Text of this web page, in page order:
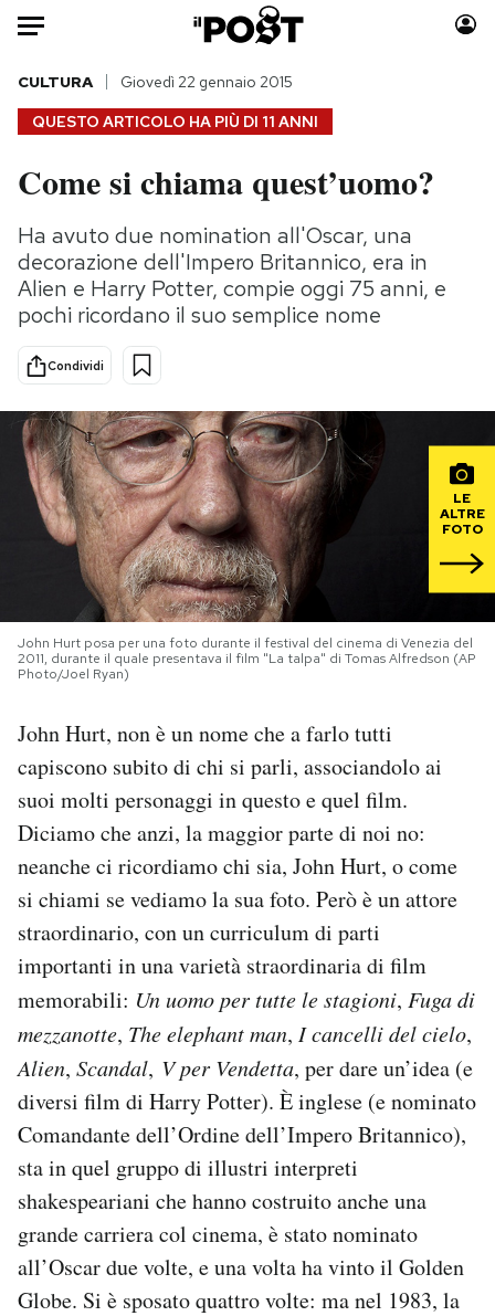
Auto
HOME
Italia
Politica
Tecnologia
Internet
Scienza
Cultura
Economia
Sport
Moda
Consumismi
Storie/Idee
Ok Boomer!
Altrecose
Mondiali calcio 2026
PODCAST
NEWSLETTER
I MIEI PREFERITI
SHOP
CALENDARIO
AREA PERSONALE
Area Personale
Newsletter
Notifiche mobile
Regala il Post
Hai bisogno di aiuto?
Esci
QUESTO ARTICOLO HA PIÙ DI 11 ANNI
CULTURA Giovedì 22 gennaio 2015
Come si chiama quest’uomo?
Ha avuto due nomination all'Oscar, una
decorazione dell'Impero Britannico, era in
Alien e Harry Potter, compie oggi 75 anni, e
pochi ricordano il suo semplice nome
Condividi
LE
ALTRE
FOTO
John Hurt posa per una foto durante il festival del cinema di Venezia del
2011, durante il quale presentava il film "La talpa" di Tomas Alfredson (AP
Photo/Joel Ryan)
John Hurt, non è un nome che a farlo tutti
capiscono subito di chi si parli, associandolo ai
suoi molti personaggi in questo e quel film.
Diciamo che anzi, la maggior parte di noi no:
neanche ci ricordiamo chi sia, John Hurt, o come
si chiami se vediamo la sua foto. Però è un attore
straordinario, con un curriculum di parti
importanti in una varietà straordinaria di film
memorabili: Un uomo per tutte le stagioni, Fuga di
mezzanotte, The elephant man, I cancelli del cielo,
Alien, Scandal, V per Vendetta, per dare un’idea (e
diversi film di Harry Potter). È inglese (e nominato
Comandante dell’Ordine dell’Impero Britannico),
sta in quel gruppo di illustri interpreti
shakespeariani che hanno costruito anche una
grande carriera col cinema, è stato nominato
all’Oscar due volte, e una volta ha vinto il Golden
Globe. Si è sposato quattro volte: ma nel 1983, la